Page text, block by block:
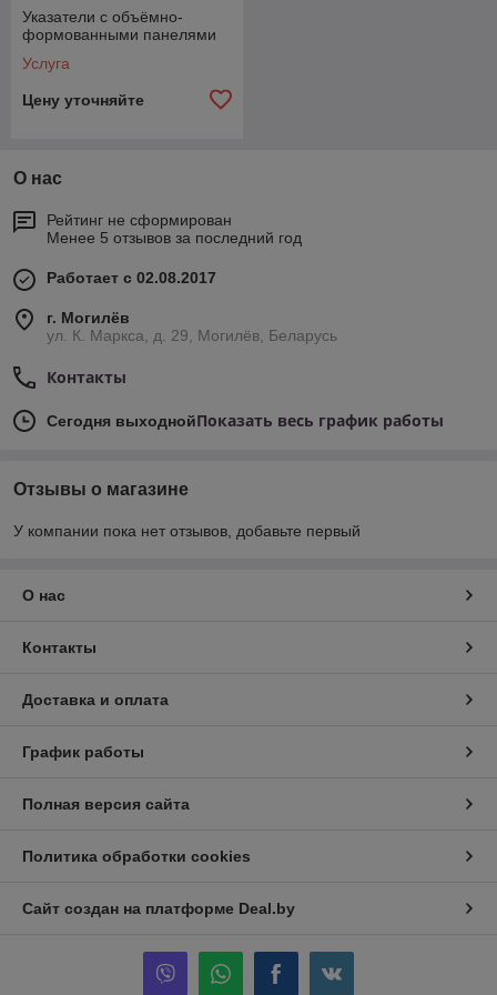
адаптировать под любую творческую концепцию. Эти
информационные знаки также эффективно привлекают
внимание к рекламному сообщению, поскольку включают
информационный блок и позитивно воспринимаются как
средство навигации. Кроме того, знаки имеют внутреннюю
Заказать изготовление указателей в Могилеве
Реклама на информативных указателях повысит
узнаваемость бренда и поддержит основную кампанию по
отлично справляются с реализацией как стандартных, так и
Указатели с объёмно-
формованными панелями
Услуга
Цену уточняйте
О нас
Рейтинг не сформирован
Менее 5 отзывов за последний год
Работает с 02.08.2017
г. Могилёв
ул. К. Маркса, д. 29, Могилёв, Беларусь
Контакты
Сегодня выходнойПоказать весь график работы
Отзывы о магазине
У компании пока нет отзывов, добавьте первый
О нас
Контакты
Доставка и оплата
График работы
Полная версия сайта
Политика обработки cookies
Сайт создан на платформе Deal.by